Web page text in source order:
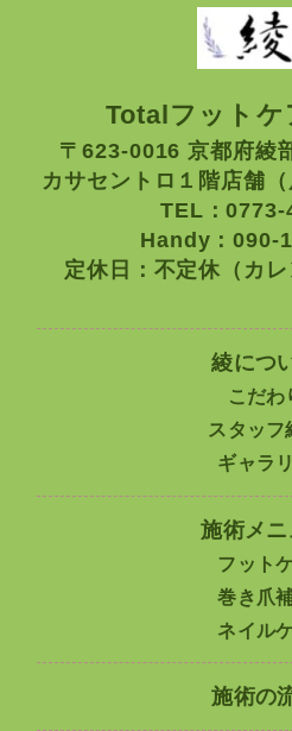
Totalフットケ
〒623-0016 京都府綾
カサセントロ１階店舗（
TEL：0773-
Handy：090-
定休日：不定休（カレ
綾につ
こだわ
スタッフ
ギャラ
施術メニ
フット
巻き爪
ネイル
施術の